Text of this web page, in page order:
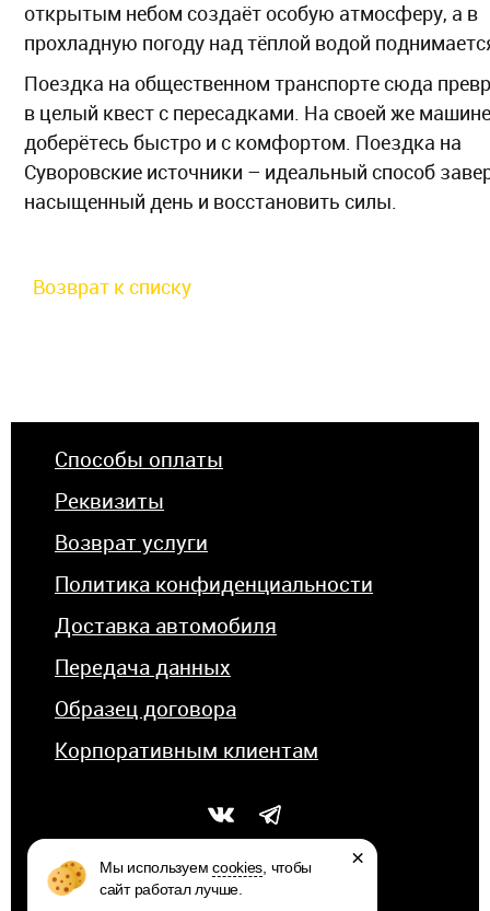
открытым небом создаёт особую атмосферу, а в
прохладную погоду над тёплой водой
Поездка на общественном транспорте сюда
в целый квест с пересадками. На своей же
доберётесь быстро и с комфортом. Поездка на
Суворовские источники – идеальный способ
насыщенный день и восстановить силы.
Возврат к списку
Способы оплаты
Реквизиты
Возврат услуги
Политика конфиденциальности
Доставка автомобиля
Передача данных
Образец договора
Корпоративным клиентам
© 2026 КОМПАНИЯ «АВТОСТИЛЬ»
Мы используемcookies , чтобы
сайт работал лучше.
×